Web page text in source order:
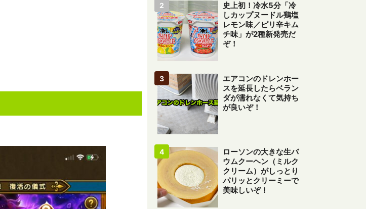
史上初！冷水5分「冷
しカップヌードル鶏塩
レモン味／ピリ辛キム
チ味」が2種新発売だ
ぞ！
エアコンのドレンホー
スを延長したらベラン
ダが濡れなくて気持ち
が良いぞ！
ローソンの大きな生バ
ウムクーヘン（ミルク
クリーム）がしっとり
パリッとクリーミーで
美味しいぞ！